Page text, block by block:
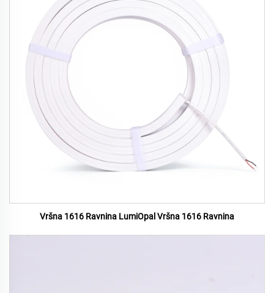
Vršna 1616 Ravnina LumiOpal Vršna 1616 Ravnina